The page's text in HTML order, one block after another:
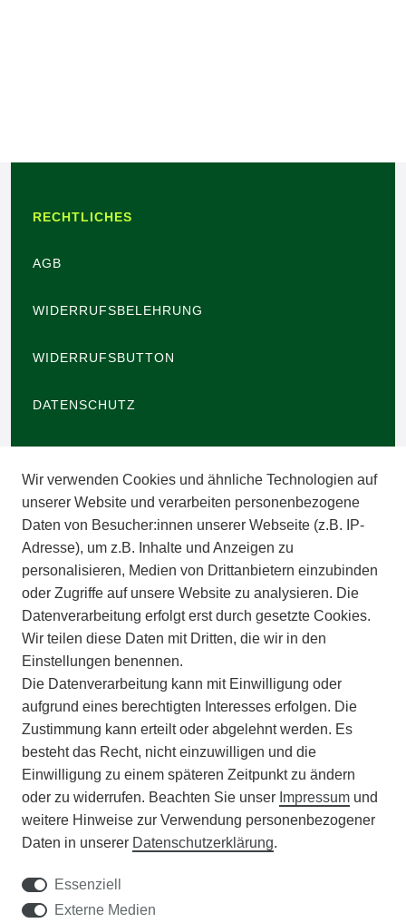
RECHTLICHES
AGB
WIDERRUFSBELEHRUNG
WIDERRUFSBUTTON
DATENSCHUTZ
IMPRESSUM
INFORMATIONEN
ZAHLUNGSARTEN
VERSAND
BATTERIEENTSORGUNG
VERANSTALTUNGEN
APOTHEKERSCHRANK
WISSENSWERTES
DER WEG ZUM TRAUMRASEN
Wir verwenden Cookies und ähnliche Technologien auf
unserer Website und verarbeiten personenbezogene
Daten von Besucher:innen unserer Webseite (z.B. IP-
Adresse), um z.B. Inhalte und Anzeigen zu
personalisieren, Medien von Drittanbietern einzubinden
oder Zugriffe auf unsere Website zu analysieren. Die
Datenverarbeitung erfolgt erst durch gesetzte Cookies.
Wir teilen diese Daten mit Dritten, die wir in den
Einstellungen benennen.
Die Datenverarbeitung kann mit Einwilligung oder
aufgrund eines berechtigten Interesses erfolgen. Die
Zustimmung kann erteilt oder abgelehnt werden. Es
besteht das Recht, nicht einzuwilligen und die
Einwilligung zu einem späteren Zeitpunkt zu ändern
oder zu widerrufen. Beachten Sie unser Impressum und
weitere Hinweise zur Verwendung personenbezogener
Daten in unserer Daten­schutz­erklärung.
Essenziell
Externe Medien